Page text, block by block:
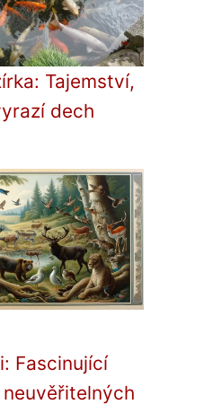
Tajemství,
dech
Fascinující